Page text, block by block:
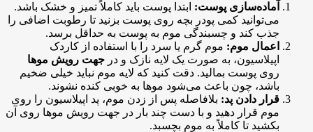
آماده‌سازی پوست: ابتدا پوست باید کاملاً تمیز و خشک باشد.
می‌توانید کمی پودر بچه روی پوست بزنید تا رطوبت اضافی را
جذب کند و چسبندگی موم به پوست به حداقل برسد.
اعمال موم: موم گرم یا سرد را با استفاده از کاردک
اپیلاسیون، به صورت یک لایه نازک و در جهت رویش موها
روی پوست بمالید. دقت کنید که لایه موم نباید خیلی ضخیم
باشد، چون باعث می‌شود موها به خوبی کنده نشوند.
قرار دادن پد: بلافاصله پس از زدن موم، پد اپیلاسیون را روی
موم قرار دهید و با دست چند بار در جهت رویش موها روی آن
بکشید تا کاملاً به موم بچسبد.